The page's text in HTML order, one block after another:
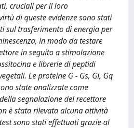
cruciali per il loro
di queste evidenze sono stati
sul trasferimento di energia per
in modo da testare
in seguito a stimolazione
e librerie di peptidi
Le proteine G - Gs, Gi, Gq
state analizzate come
segnalazione del recettore
è stata rilevata alcuna attività
sono stati effettuati grazie al